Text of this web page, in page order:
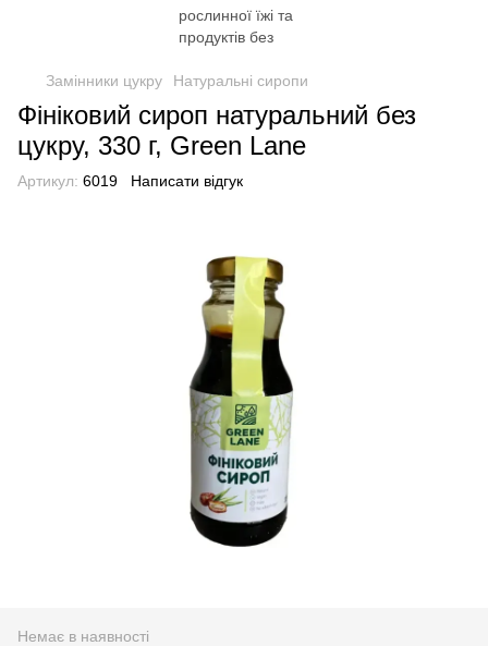
Замінники цукру Натуральні сиропи
Фініковий сироп натуральний без
цукру, 330 г, Green Lane
Артикул: 6019 Написати відгук
Немає в наявності